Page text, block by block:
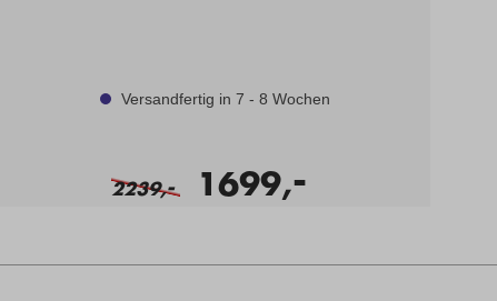
Versandfertig in 7 - 8 Wochen
2239,- 1699,
-